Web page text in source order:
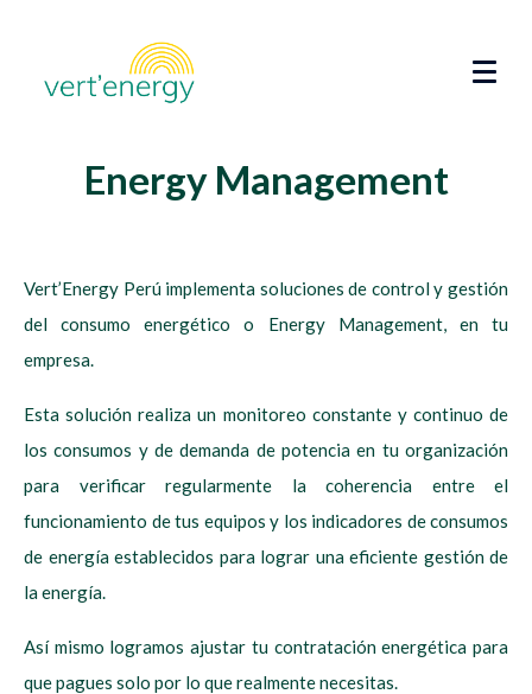
Energy Management
Vert’Energy Perú implementa soluciones de control y gestión
del consumo energético o Energy Management, en tu
empresa.
Esta solución realiza un monitoreo constante y continuo de
los consumos y de demanda de potencia en tu organización
para verificar regularmente la coherencia entre el
funcionamiento de tus equipos y los indicadores de consumos
de energía establecidos para lograr una eficiente gestión de
la energía.
Así mismo logramos ajustar tu contratación energética para
que pagues solo por lo que realmente necesitas.